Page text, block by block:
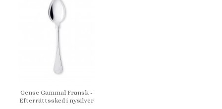
Gense Gammal Fransk -
Efterrättssked i nysilver